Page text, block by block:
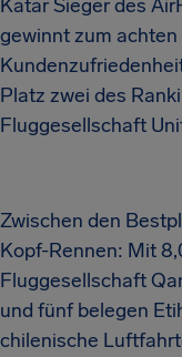
Katar Sieger des
gewinnt zum
Platz zwei des
Fluggesellschaft
Zwischen den
Kopf-Rennen: Mit
Fluggesellschaft
und fünf belegen
chilenische